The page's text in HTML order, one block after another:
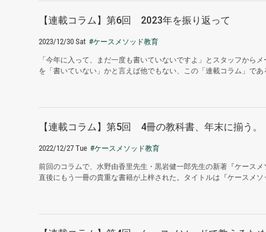
【連載コラム】第6回 2023年を振り返って
2023/12/30 Sat #ケースメソッド教育
「今年に入って、まだ一度も書いていないですよ」とスタッフから
を「書いていない」かと言えば他でもない、この「連載コラム」で
【連載コラム】第5回 4冊の教科書、年末に揃う。
2022/12/27 Tue #ケースメソッド教育
前回のコラムで、水野由香里先生・黒岩健一郎先生の新著『ケース
直後にもう一冊の貴重な書籍が上梓された。タイトルは『ケースメ